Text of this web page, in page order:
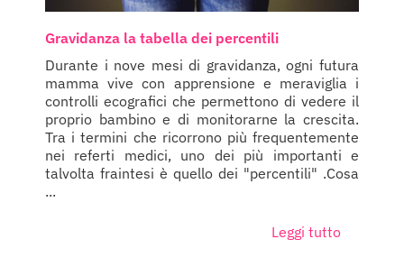
Gravidanza la tabella dei percentili
Durante i nove mesi di gravidanza, ogni futura
mamma vive con apprensione e meraviglia i
controlli ecografici che permettono di vedere il
proprio bambino e di monitorarne la crescita.
Tra i termini che ricorrono più frequentemente
nei referti medici, uno dei più importanti e
talvolta fraintesi è quello dei "percentili" .Cosa
...
Leggi tutto